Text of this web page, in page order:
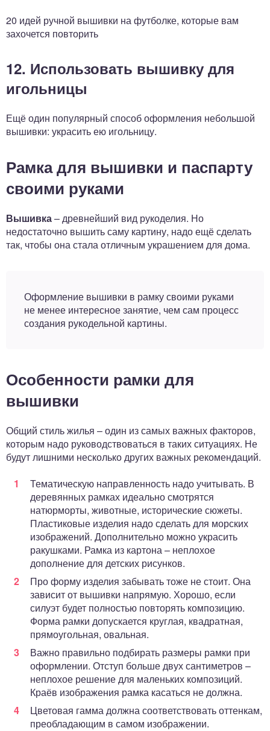
20 идей ручной вышивки на футболке, которые вам
захочется повторить
12. Использовать вышивку для
игольницы
Ещё один популярный способ оформления небольшой
вышивки: украсить ею игольницу.
Рамка для вышивки и паспарту
своими руками
Вышивка– древнейший вид рукоделия. Но
недостаточно вышить саму картину, надо ещё сделать
так, чтобы она стала отличным украшением для дома.
Оформление вышивки в рамку своими руками
не менее интересное занятие, чем сам процесс
создания рукодельной картины.
Особенности рамки для
вышивки
Общий стиль жилья – один из самых важных факторов,
которым надо руководствоваться в таких ситуациях. Не
будут лишними несколько других важных рекомендаций.
Тематическую направленность надо учитывать. В
деревянных рамках идеально смотрятся
натюрморты, животные, исторические сюжеты.
Пластиковые изделия надо сделать для морских
изображений. Дополнительно можно украсить
ракушками. Рамка из картона – неплохое
дополнение для детских рисунков.
Про форму изделия забывать тоже не стоит. Она
зависит от вышивки напрямую. Хорошо, если
силуэт будет полностью повторять композицию.
Форма рамки допускается круглая, квадратная,
прямоугольная, овальная.
Важно правильно подбирать размеры рамки при
оформлении. Отступ больше двух сантиметров –
неплохое решение для маленьких композиций.
Краёв изображения рамка касаться не должна.
Цветовая гамма должна соответствовать оттенкам,
преобладающим в самом изображении.